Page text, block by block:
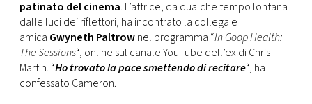
RMC
CONSIGLIA
patinato del cinema. L’attrice, da qualche tempo lontana
dalle luci dei riflettori, ha incontrato la collega e
amica Gwyneth Paltrownel programma “In Goop Health:
The Sessions“, online sul canale YouTube dell’ex di Chris
Martin. “Ho trovato la pace smettendo di recitare“, ha
confessato Cameron.